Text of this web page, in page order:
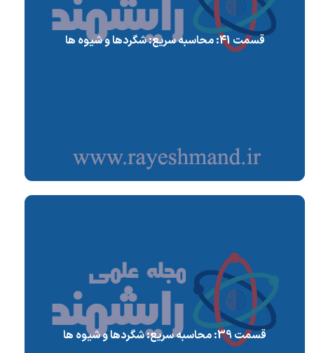
قسمت 41: محاسبه سریع: شگردها و شیوه ها
قسمت 39: محاسبه سریع: شگردها و شیوه ها